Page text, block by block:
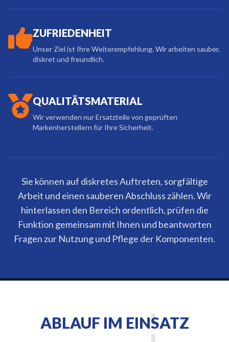
ZUFRIEDENHEIT
Unser Ziel ist Ihre Weiterempfehlung. Wir arbeiten sauber,
diskret und freundlich.
QUALITÄTSMATERIAL
Wir verwenden nur Ersatzteile von geprüften
Markenherstellern für Ihre Sicherheit.
Sie können auf diskretes Auftreten, sorgfältige
Arbeit und einen sauberen Abschluss zählen. Wir
hinterlassen den Bereich ordentlich, prüfen die
Funktion gemeinsam mit Ihnen und beantworten
Fragen zur Nutzung und Pflege der Komponenten.
ABLAUF IM EINSATZ